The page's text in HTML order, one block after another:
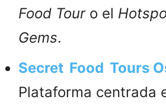
Food Touro el
Gems.
Secret Food Tours
Plataforma centrada